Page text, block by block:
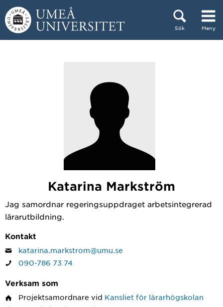
Hoppa direkt till innehållet
Sök Meny
Katarina Markström
Jag samordnar regeringsuppdraget arbetsintegrerad
lärarutbildning.
Kontakt
katarina.markstrom@umu.se
090-786 73 74
Verksam som
Projektsamordnare vid Kansliet för lärarhögskolan